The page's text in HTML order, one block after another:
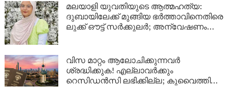
മലയാളി യുവതിയുടെ ആത്മഹത്യ:
ദുബായിലേക്ക് മുങ്ങിയ ഭർത്താവിനെതിരെ
ലുക്ക് ഔട്ട് സർക്കുലർ; അന്വേഷണം
വിസ മാറ്റം ആലോചിക്കുന്നവർ
ശ്രദ്ധിക്കുക! എല്ലാവർക്കും
റെസിഡൻസി ലഭിക്കില്ല; കുവൈത്തിന്റെ